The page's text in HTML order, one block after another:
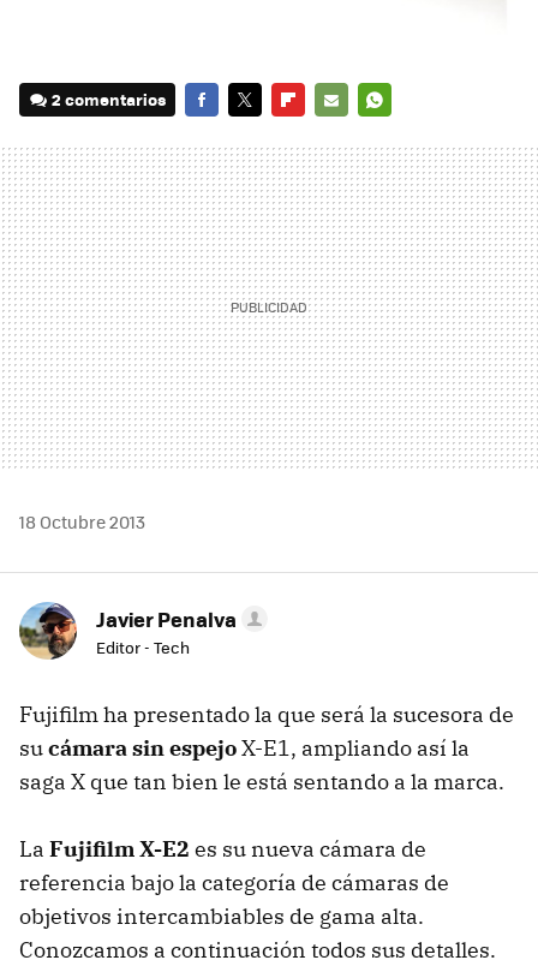
2 comentarios
MAIL
18 Octubre 2013
Javier Penalva
Editor - Tech
Fujifilm ha presentado la que será la sucesora de
sucámara sin espejoX-E1, ampliando así la
saga X que tan bien le está sentando a la marca.
La Fujifilm X-E2 es su nueva cámara de
referencia bajo la categoría de cámaras de
objetivos intercambiables de gama alta.
Conozcamos a continuación todos sus detalles.